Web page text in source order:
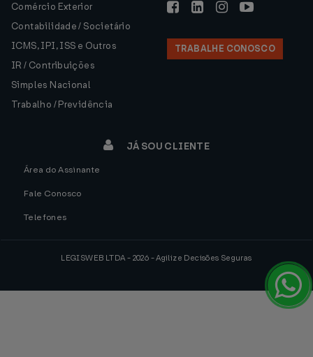
Comércio Exterior
Contabilidade / Societário
ICMS, IPI, ISS e Outros
IR / Contribuições
Simples Nacional
Trabalho / Previdência
TRABALHE CONOSCO
JÁ SOU CLIENTE
Área do Assinante
Fale Conosco
Telefones
LEGISWEB LTDA - 2026 - Agilize Decisões Seguras